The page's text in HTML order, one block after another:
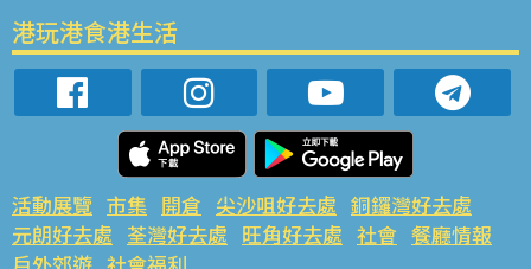
港玩港食港生活
活動展覽 市集 開倉 尖沙咀好去處 銅鑼灣好去處
元朗好去處 荃灣好去處 旺角好去處 社會 餐廳情報